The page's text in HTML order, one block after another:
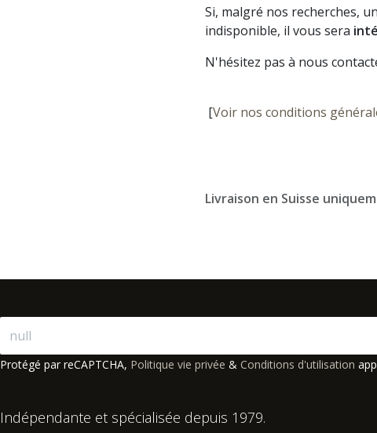
Si, malgré nos recherches,
indisponible, il vous sera
N'hésitez pas à nous
[Voir nos conditions
Livraison en Suisse
Protégé par reCAPTCHA, Politique vie privée & Conditions d'utilisation
Indépendante et spécialisée depuis 1979.